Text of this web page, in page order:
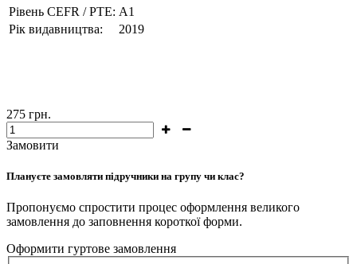
Рівень CEFR / PTE: A1
Рік видавництва:
2019
275 грн.
Замовити
Плануєте замовляти підручники на групу чи клас?
Пропонуємо спростити процес оформлення великого
замовлення до заповнення короткої форми.
Оформити гуртове замовлення